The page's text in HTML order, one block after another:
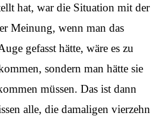
hat, war die Situation mit der
Meinung, wenn man das
gefasst hätte, wäre es zu
sondern man hätte sie
müssen. Das ist dann
alle, die damaligen vierzehn